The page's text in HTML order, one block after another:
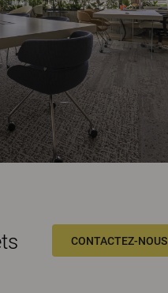
CONTACTEZ-NOUS